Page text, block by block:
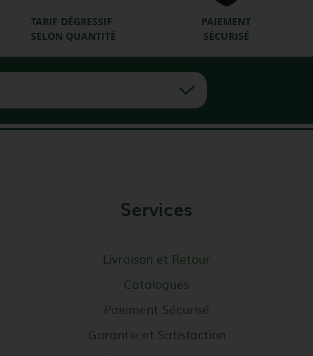
TARIF DÉGRESSIF
SELON QUANTITÉ
PAIEMENT
SÉCURISÉ
Services
Livraison et Retour
Catalogues
Paiement Sécurisé
Garantie et Satisfaction